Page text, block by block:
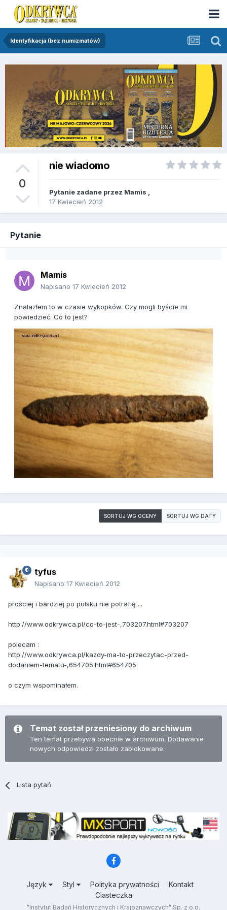
Identyfikacja (bez numizmatów)
0
nie wiadomo
Pytanie zadane przez Mamis
17 Kwiecień 2012
Pytanie
Mamis
Napisano 17 Kwiecień 2012
Znalazłem to w czasie wykopków. Czy mogli byście mi
powiedzieć. Co to jest?
SORTUJ WG OCENY SORTUJ WG DATY
tyfus
Napisano 17 Kwiecień 2012
prościej i bardziej po polsku nie potrafię ...
http://www.odkrywca.pl/co-to-jest-,703207.html#703207
polecam :
http://www.odkrywca.pl/kazdy-ma-to-przeczytac-przed-
dodaniem-tematu-,654705.html#654705
o czym wspominałem.
Temat został przeniesiony do archiwum
Ten temat przebywa obecnie w archiwum. Dodawanie
nowych odpowiedzi zostało zablokowane.
Lista pytań
Język Styl Polityka prywatności
Kontakt
Ciasteczka
"Instytut Badań Historycznych i Krajoznawczych" Sp. z o.o.